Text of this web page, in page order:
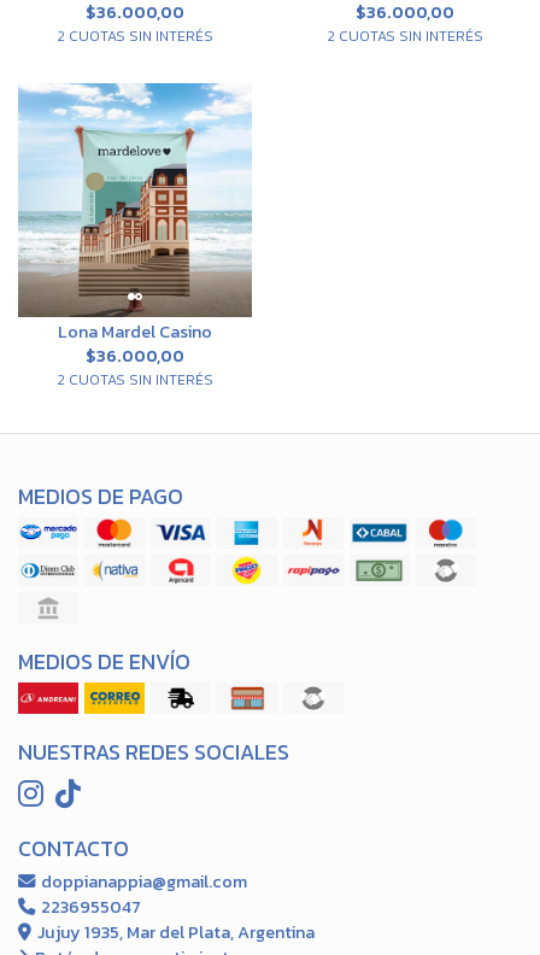
$36.000,00
2 CUOTAS SIN INTERÉS
$36.000,00
2 CUOTAS SIN INTERÉS
Lona Mardel Casino
$36.000,00
2 CUOTAS SIN INTERÉS
MEDIOS DE PAGO
MEDIOS DE ENVÍO
NUESTRAS REDES SOCIALES
CONTACTO
doppianappia@gmail.com
2236955047
Jujuy 1935, Mar del Plata, Argentina